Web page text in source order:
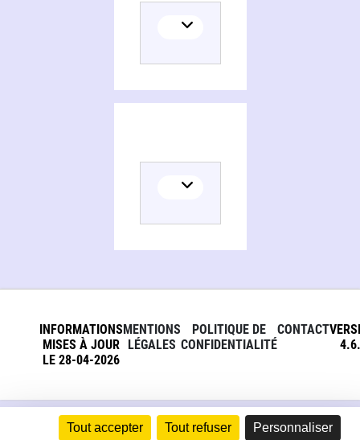
Tout accepter Tout refuser Personnaliser
INFORMATIONS
MISES À JOUR
LE 28-04-2026
MENTIONS
LÉGALES
POLITIQUE DE
CONFIDENTIALITÉ
CONTACT